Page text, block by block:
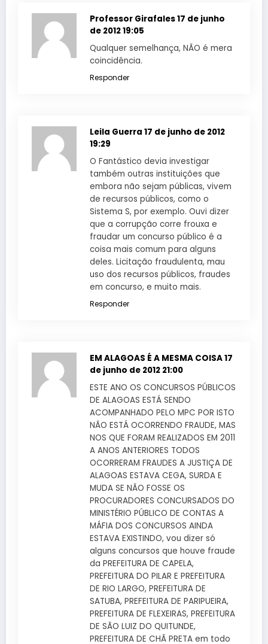
Professor Girafales17 de junho
de 2012 19:05
Qualquer semelhança, NÃO é mera
coincidência.
Responder
Leila Guerra 17 de junho de 2012
19:29
O Fantástico devia investigar
também outras instituições que
embora não sejam públicas, vivem
de recursos públicos, como o
Sistema S, por exemplo. Ouvi dizer
que a corrupção corre frouxa e
fraudar um concurso público é a
coisa mais comum para alguns
deles. Licitação fraudulenta, mau
uso dos recursos públicos, fraudes
em concurso, e muito mais.
Responder
EM ALAGOAS É A MESMA COISA17
de junho de 2012 21:00
ESTE ANO OS CONCURSOS PÚBLICOS
DE ALAGOAS ESTÁ SENDO
ACOMPANHADO PELO MPC POR ISTO
NÃO ESTÁ OCORRENDO FRAUDE, MAS
NOS QUE FORAM REALIZADOS EM 2011
A ANOS ANTERIORES TODOS
OCORRERAM FRAUDES A JUSTIÇA DE
ALAGOAS ESTAVA CEGA, SURDA E
MUDA SE NÃO FOSSE OS
PROCURADORES CONCURSADOS DO
MINISTÉRIO PÚBLICO DE CONTAS A
MÁFIA DOS CONCURSOS AINDA
ESTAVA EXISTINDO, vou dizer só
alguns concursos que houve fraude
da PREFEITURA DE CAPELA,
PREFEITURA DO PILAR E PREFEITURA
DE RIO LARGO, PREFEITURA DE
SATUBA, PREFEITURA DE PARIPUEIRA,
PREFEITURA DE FLEXEIRAS, PREFEITURA
DE SÃO LUIZ DO QUITUNDE,
PREFEITURA DE CHÃ PRETA em todo